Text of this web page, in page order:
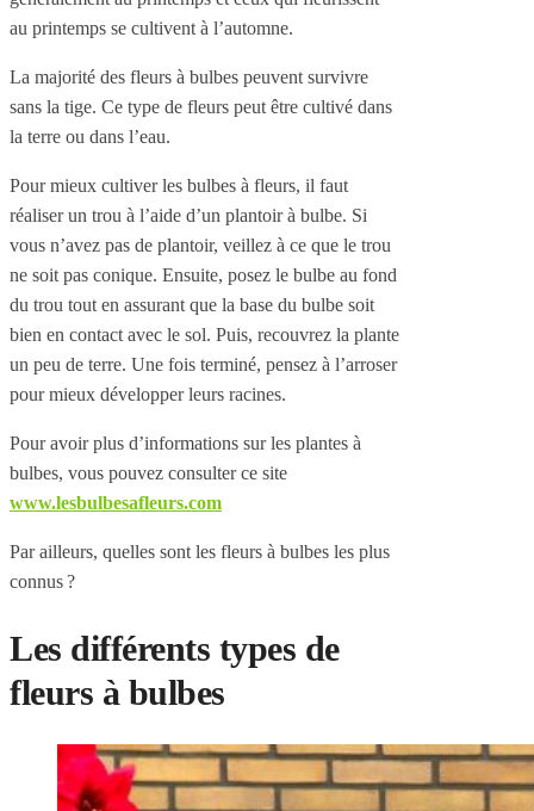
au printemps se cultivent à l’automne.
La majorité des fleurs à bulbes peuvent survivre
sans la tige. Ce type de fleurs peut être cultivé dans
la terre ou dans l’eau.
Pour mieux cultiver les bulbes à fleurs, il faut
réaliser un trou à l’aide d’un plantoir à bulbe. Si
vous n’avez pas de plantoir, veillez à ce que le trou
ne soit pas conique. Ensuite, posez le bulbe au fond
du trou tout en assurant que la base du bulbe soit
bien en contact avec le sol. Puis, recouvrez la plante
un peu de terre. Une fois terminé, pensez à l’arroser
pour mieux développer leurs racines.
Pour avoir plus d’informations sur les plantes à
bulbes, vous pouvez consulter ce site
www.lesbulbesafleurs.com
Par ailleurs, quelles sont les fleurs à bulbes les plus
connus ?
Les différents types de
fleurs à bulbes